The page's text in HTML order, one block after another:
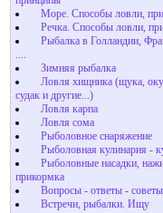
Море. Способы ловли,
Речка. Способы ловли,
Рыбалка в Голландии,
....
Зимняя рыбалка
Ловля хищника (щука,
судак и другие...)
Ловля карпа
Ловля сома
Рыболовное снаряжение
Рыболовная кулинария -
Рыболовные насадки,
прикормка
Вопросы - ответы - советы
Встречи, рыбалки. Ищу